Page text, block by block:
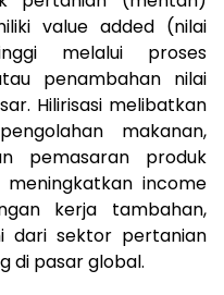
value added (nilai
melalui proses
penambahan nilai
Hilirisasi melibatkan
makanan,
pemasaran produk
income
kerja tambahan,
dari sektor pertanian
di pasar global.